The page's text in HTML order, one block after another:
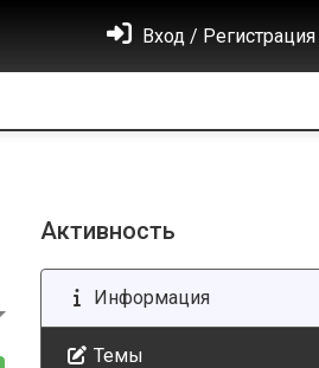
Вход / Регистрация
Активность
Информация
Темы